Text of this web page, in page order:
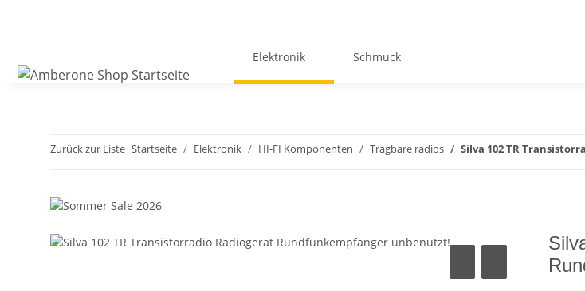
Elektronik Schmuck
Zurück zur Liste Startseite Elektronik HI-FI Komponenten Tragbare radios Silva 102 TR